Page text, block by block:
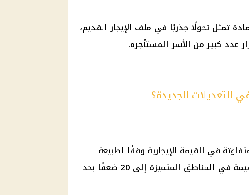
تمثل تحولًا جذريًا في ملف الإيجار القديم،
عدد كبير من الأسر المستأجرة.
التعديلات الجديدة؟
في القيمة الإيجارية وفقًا لطبيعة
المنطقة السكنية، حيث ارتفعت القيمة في المناطق المتميزة إلى 20 ضعفًا بحد